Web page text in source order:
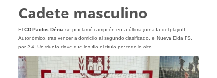
Cadete masculino
El CD Paidos Dénia se proclamó campeón en la última jornada del playoff
Autonómico, tras vencer a domicilio al segundo clasificado, el Nueva Elda FS,
por 2-4. Un triunfo clave que les dio el título por todo lo alto.